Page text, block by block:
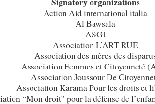
Action Aid international italia
Al Bawsala
ASGI
Association L’ART RUE
Association des mères des
Association Femmes et Citoyenneté
Association Joussour De
Association Karama Pour les droits et
“Mon droit” pour la défense de